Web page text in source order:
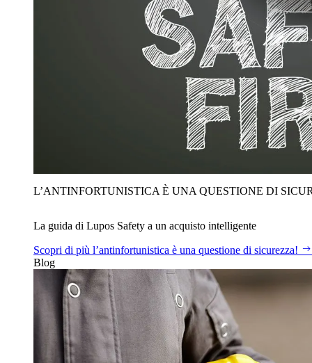
L’ANTINFORTUNISTICA È UNA QUESTIONE DI
La guida di Lupos Safety a un acquisto intelligente
Scopri di più l’antinfortunistica è una questione di sicurezza!
Blog